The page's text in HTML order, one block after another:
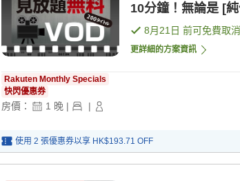
10分鐘！無論是 [
8月21日 前可免費取消
更詳細的方案資訊
Rakuten Monthly Specials
快閃優惠券
房價： 1 晚 | |
使用 2 張優惠券以享 HK$193.71 OFF